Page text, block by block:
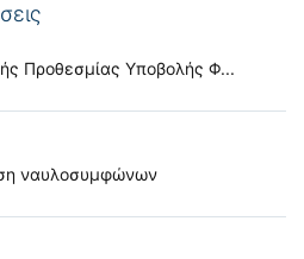
Προθεσμίας Υποβολής Φ...
ναυλοσυμφώνων